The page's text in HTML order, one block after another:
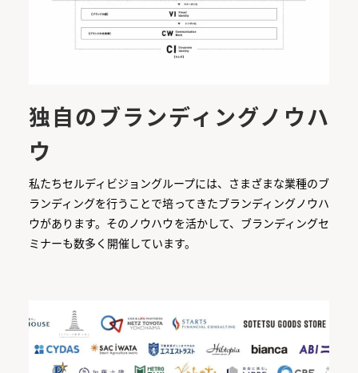
独自のブランディングノウハ
ウ
私たちセルディビジョングループには、さまざまな業種のブ
ランディングを行うことで培ってきたブランディングノウハ
ウがあります。そのノウハウを活かして、ブランディングセ
ミナーも数多く開催しています。